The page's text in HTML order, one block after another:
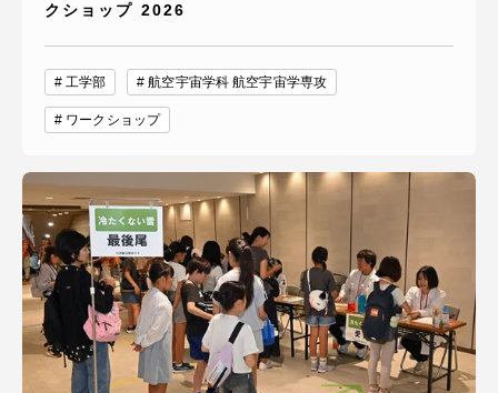
クショップ 2026
工学部 航空宇宙学科 航空宇宙学専攻
ワークショップ